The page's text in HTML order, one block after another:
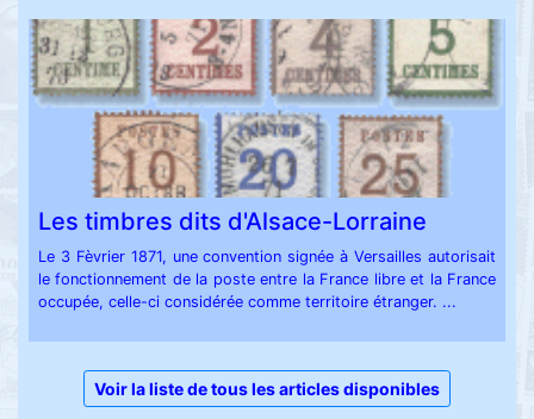
Les timbres dits d'Alsace-Lorraine
Le 3 Fèvrier 1871, une convention signée à Versailles autorisait
le fonctionnement de la poste entre la France libre et la France
occupée, celle-ci considérée comme territoire étranger. ...
Voir la liste de tous les articles disponibles